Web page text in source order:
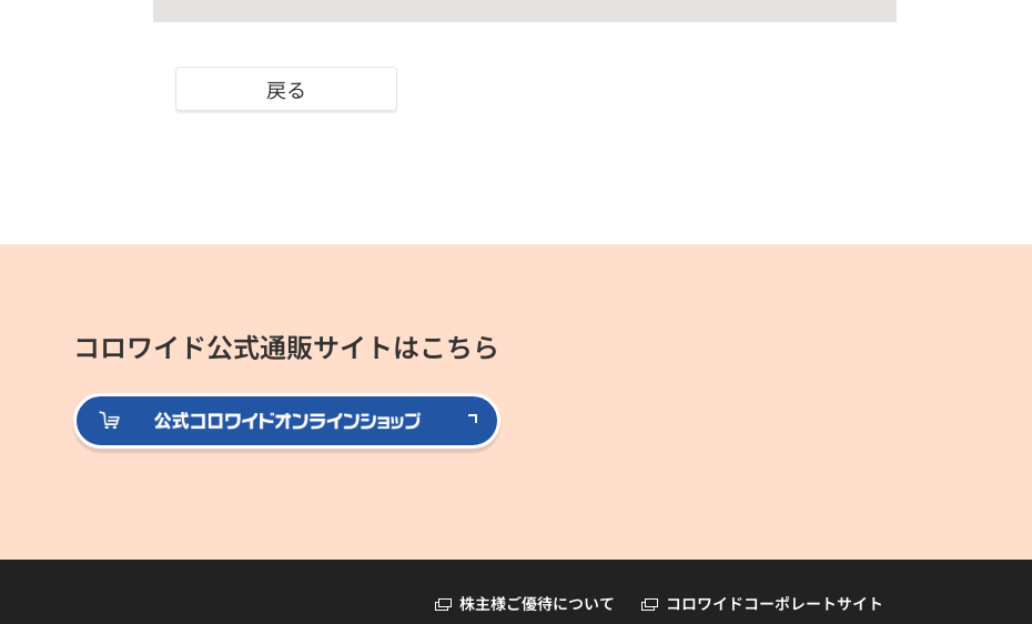
戻る
コロワイド公式通販サイトはこちら
公式コロワイドオンラインショップ
株主様ご優待について コロワイドコーポレートサイト